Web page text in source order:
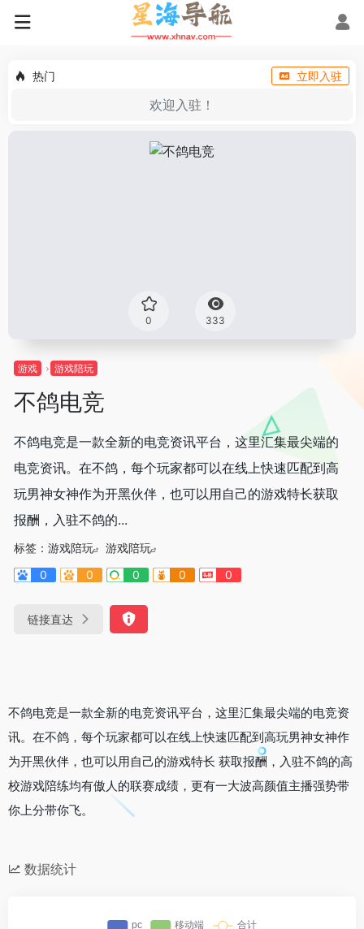
热门 立即入驻
欢迎入驻！
0 333
游戏 游戏陪玩
不鸽电竞
不鸽电竞是一款全新的电竞资讯平台，这里汇集最尖端的
电竞资讯。在不鸽，每个玩家都可以在线上快速匹配到高
玩男神女神作为开黑伙伴，也可以用自己的游戏特长获取
报酬，入驻不鸽的...
标签： 游戏陪玩
游戏陪玩
0
0 0 0 0
链接直达
不鸽电竞是一款全新的电竞资讯平台，这里汇集最尖端的电竞资
讯。在不鸽，每个玩家都可以在线上快速匹配到高玩男神女神作
为开黑伙伴，也可以用自己的游戏特长 获取报酬，入驻不鸽的高
校游戏陪练均有傲人的联赛成绩，更有一大波高颜值主播强势带
你上分带你飞。
数据统计